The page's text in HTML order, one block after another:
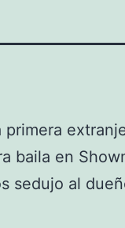
baila en
sedujo al